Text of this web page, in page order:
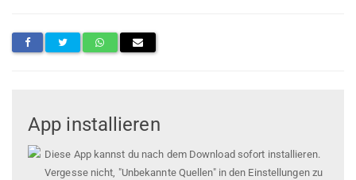
App installieren
Diese App kannst du nach dem Download sofort installieren.
Vergesse nicht, "Unbekannte Quellen" in den Einstellungen zu